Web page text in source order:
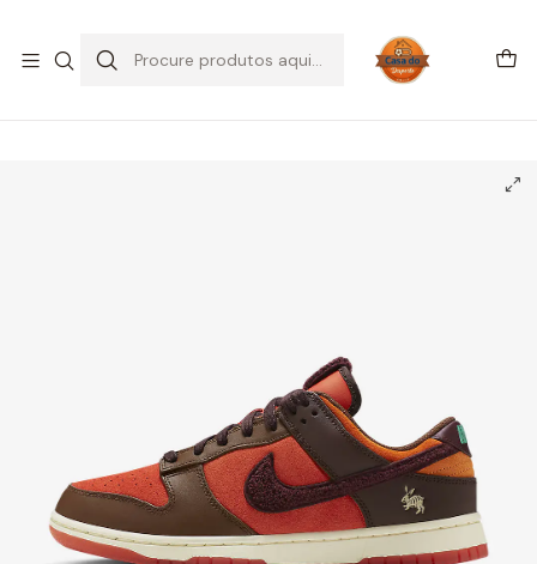
Início CALÇADO Nike
Dunk Low
Nike Dunk Low Retro PRM Year of the Rabbit Light Crimson (2023)